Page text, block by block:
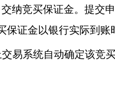
纳竞买保证金。提交
保证金以银行实际到账
易系统自动确定该竞